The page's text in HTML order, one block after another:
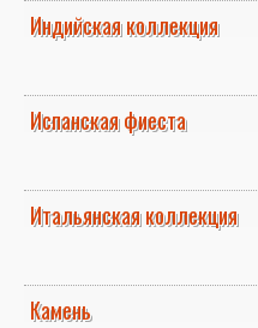
Индийская коллекция
Испанская фиеста
Итальянская коллекция
Камень